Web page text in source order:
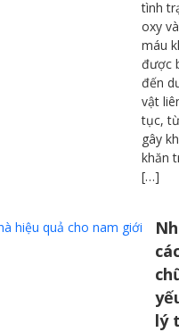
tình
oxy và
máu
được
đến
vật
tục,
gây
khăn
[…]
lý